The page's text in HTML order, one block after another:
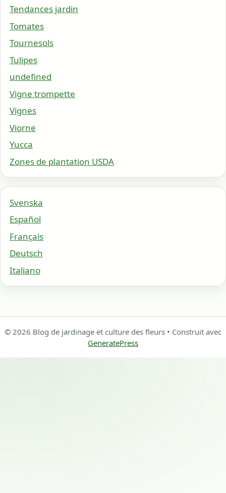
Tendances jardin
Tomates
Tournesols
Tulipes
undefined
Vigne trompette
Vignes
Viorne
Yucca
Zones de plantation USDA
Svenska
Español
Français
Deutsch
Italiano
© 2026 Blog de jardinage et culture des fleurs • Construit avec
GeneratePress